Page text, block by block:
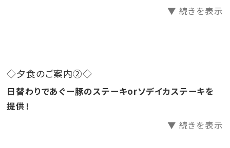
ホテル内で使える500円チケットをお渡しいたします。
※8/7（金）は、台風接近に伴い臨時休業となります。
※休業日につきましは、店舗の状況により
▼ 続きを表示
◇夕食のご案内②◇
日替わりであぐー豚のステーキorソデイカステーキを
提供！
▼ 続きを表示